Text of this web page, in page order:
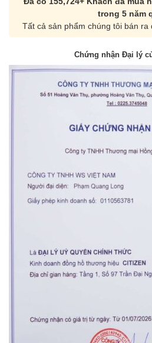
trong 5 năm
Tất cả sản phẩm chúng tôi bán
Chứng nhận Đại lý